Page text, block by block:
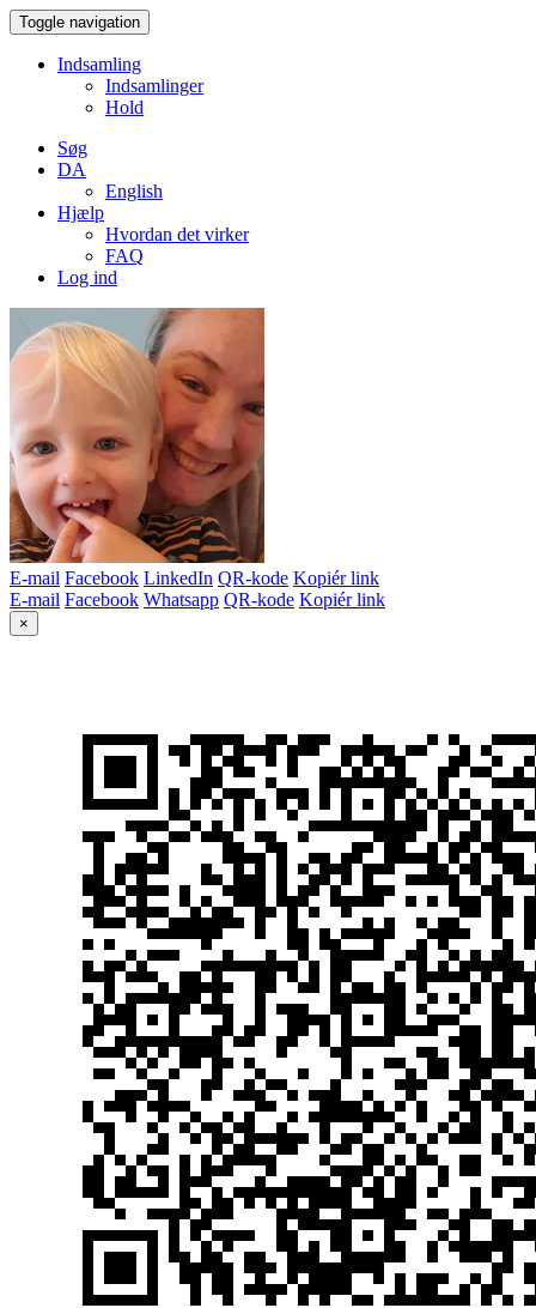
Toggle navigation
Indsamling
Indsamlinger
Hold
Søg
DA
English
Hjælp
Hvordan det virker
FAQ
Log ind
E-mail Facebook LinkedIn QR-kode Kopiér link
E-mail Facebook Whatsapp QR-kode Kopiér link
×